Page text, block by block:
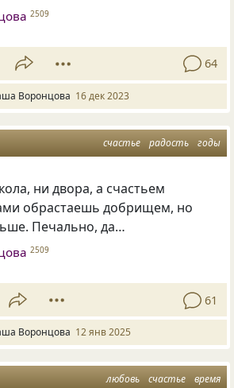
2509
64
Воронцова 16 дек 2023
счастье радость годы
ни двора, а счастьем
обрастаешь добрищем, но
Печально, да…
2509
61
Воронцова 12 янв 2025
любовь счастье время